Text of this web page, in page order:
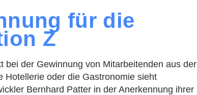
für die
Z
bei der Gewinnung von Mitarbeitenden aus der
Hotellerie oder die Gastronomie sieht
Bernhard Patter in der Anerkennung ihrer